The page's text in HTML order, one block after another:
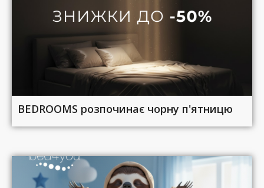
BEDROOMS розпочинає чорну п'ятницю